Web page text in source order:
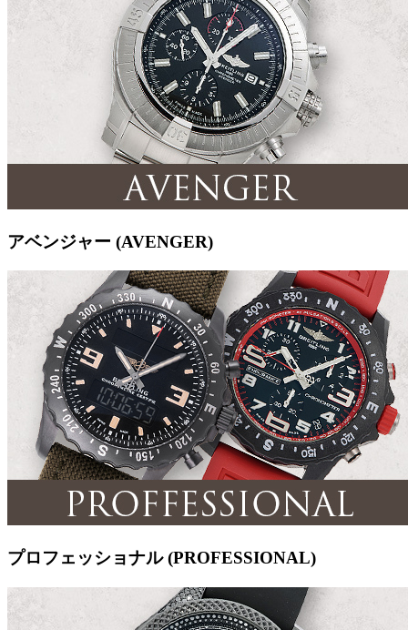
アベンジャー (AVENGER)
プロフェッショナル (PROFESSIONAL)